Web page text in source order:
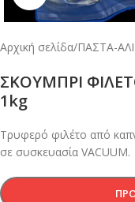
Αρχική σελίδα/ΠΑΣΤΑ-
ΣΚΟΥΜΠΡΙ
1kg
Τρυφερό φιλέτο από
σε συσκευασία VACUUM.